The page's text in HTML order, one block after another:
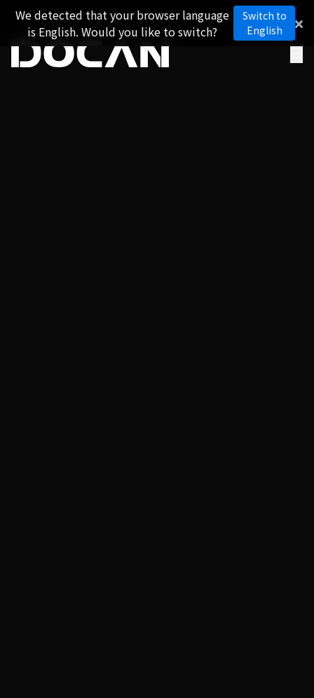
We detected that your browser language
is English. Would you like to switch?
Switch to
English